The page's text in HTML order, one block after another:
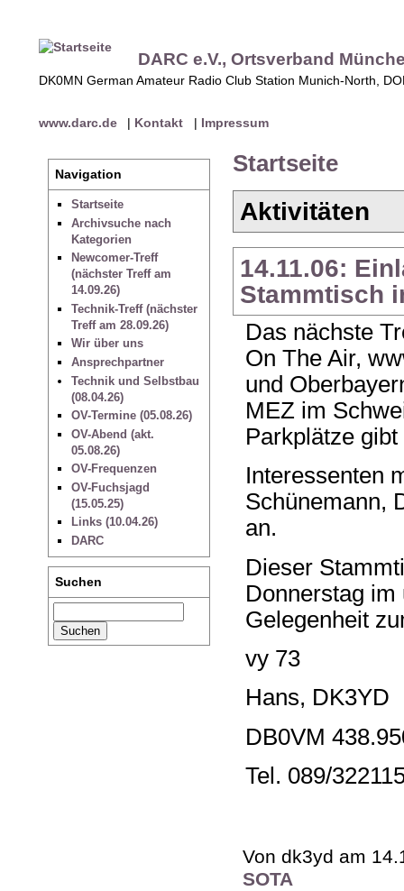
DARC e.V., Ortsverband
DK0MN German Amateur Radio Club Station Munich-North,
www.darc.de | Kontakt | Impressum
Navigation
Startseite
Archivsuche nach
Kategorien
Newcomer-Treff
(nächster Treff am
14.09.26)
Technik-Treff (nächster
Treff am 28.09.26)
Wir über uns
Ansprechpartner
Technik und Selbstbau
(08.04.26)
OV-Termine (05.08.26)
OV-Abend (akt.
05.08.26)
OV-Frequenzen
OV-Fuchsjagd
(15.05.25)
Links (10.04.26)
DARC
Suchen
Startseite
Aktivitäten
14.11.06:
Stammtisch
Das nächste
On The Air,
und
MEZ im
Parkplätze
Interessenten
Schünemann,
an.
Dieser
Donnerstag im
Gelegenheit
vy 73
Hans, DK3YD
DB0VM
Tel. 089/
Von dk3yd am
SOTA